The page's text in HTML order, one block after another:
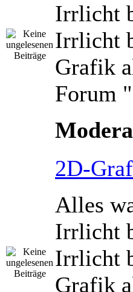
Irrlicht
Irrlicht
Grafik
Forum
2D-
Alles
Irrlicht
Irrlicht
Grafik